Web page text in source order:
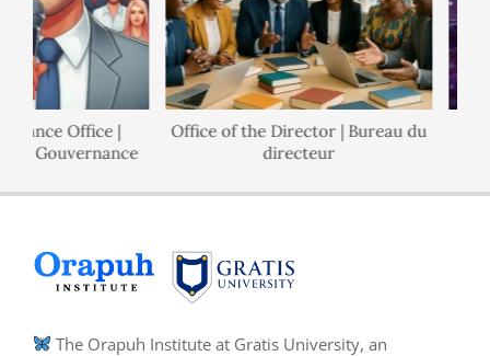
Office |
Gouvernance
Office of the Director | Bureau du
directeur
The Orapuh Institute at Gratis University, an